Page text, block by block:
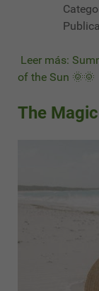
Leer más:
of the Sun 🌞🌞
The